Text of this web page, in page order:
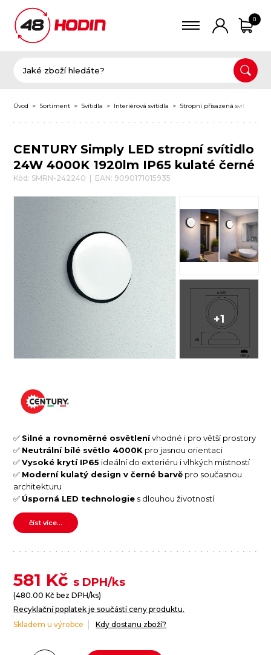
0
Úvod Sortiment Svítidla Interiérová svítidla Stropní přisazená svítidla
CENTURY Simply LED stropní svítidlo
24W 4000K 1920lm IP65 kulaté černé
Kód: SMRN-242240 | EAN: 9090171015935
+1
✅ Silné a rovnoměrné osvětlenívhodné i pro větší prostory
✅ Neutrální bílé světlo 4000K pro jasnou orientaci
✅Vysoké krytí IP65 ideální do exteriéru i vlhkých místností
✅ Moderní kulatý design v černé barvě pro současnou
architekturu
✅ Úsporná LED technologie s dlouhou životností
číst více...
581 Kč s DPH/ks
(480.00 Kč bez DPH/ks)
Recyklační poplatek je součástí ceny produktu.
Skladem u výrobce
Kdy dostanu zboží?